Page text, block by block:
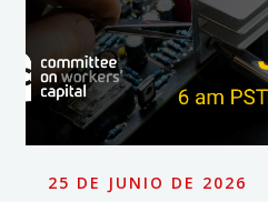
25 DE JUNIO DE 2026